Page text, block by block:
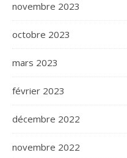
novembre 2023
octobre 2023
mars 2023
février 2023
décembre 2022
novembre 2022